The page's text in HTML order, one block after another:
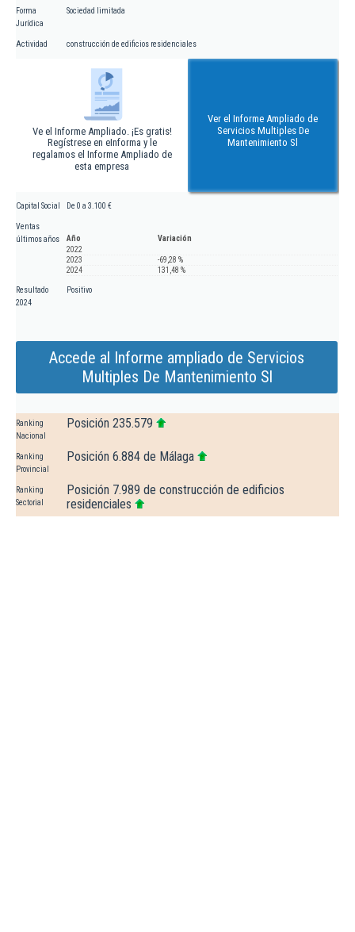
Forma
Jurídica
Sociedad limitada
Actividad construcción de edificios residenciales
Ve el Informe Ampliado. ¡Es gratis!
Regístrese en eInforma y le
regalamos el Informe Ampliado de
esta empresa
Ver el Informe Ampliado de
Servicios Multiples De
Mantenimiento Sl
Capital Social De 0 a 3.100 €
Ventas
últimos años
Año
Variación
2022
2023
-69,28 %
2024
131,48 %
Resultado
2024
Positivo
Accede al Informe ampliado de Servicios
Multiples De Mantenimiento Sl
Ranking
Nacional
Posición 235.579
Ranking
Provincial
Posición 6.884 de Málaga
Ranking
Sectorial
Posición 7.989 de construcción de edificios
residenciales